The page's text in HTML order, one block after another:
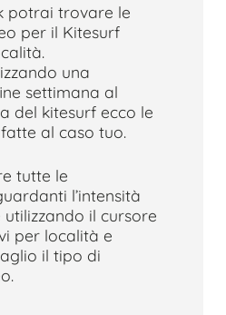
potrai trovare le
per il Kitesurf
una
settimana al
del kitesurf ecco le
fatte al caso tuo.
tutte le
l’intensità
il cursore
per località e
il tipo di